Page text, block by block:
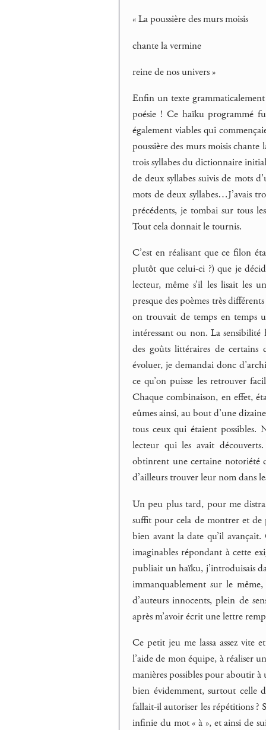
« La poussière des murs moisis
chante la vermine
reine de nos univers »
Enfin un texte
poésie ! Ce haïku programmé
également viables qui
poussière des murs moisis
trois syllabes du dictionnaire initial
de deux syllabes suivis de mots
mots de deux syllabes…J’avais
précédents, je tombai sur tous
Tout cela donnait le tournis.
C’est en réalisant que ce filon
plutôt que celui-ci ?) que je
lecteur, même s’il les lisait les
presque des poèmes très
on trouvait de temps en temps
intéressant ou non. La
des goûts littéraires de certains
évoluer, je demandai donc
ce qu’on puisse les retrouver
Chaque combinaison, en effet,
eûmes ainsi, au bout d’une
tous ceux qui étaient
lecteur qui les avait
obtinrent une certaine notoriété
d’ailleurs trouver leur nom dans
Un peu plus tard, pour me
suffit pour cela de montrer et de
bien avant la date qu’il
imaginables répondant à cette
publiait un haïku, j’introduisais
immanquablement sur le
d’auteurs innocents, plein de
après m’avoir écrit une lettre
Ce petit jeu me lassa assez vite
l’aide de mon équipe, à réaliser
manières possibles pour aboutir à
bien évidemment, surtout celle
fallait-il autoriser les répétitions ?
infinie du mot « à », et ainsi de